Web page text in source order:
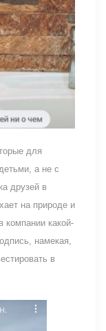
для
а не с
друзей в
на природе и
компании какой-
намекая,
в